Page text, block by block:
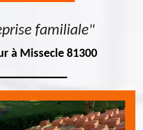
familiale"
à Missecle 81300